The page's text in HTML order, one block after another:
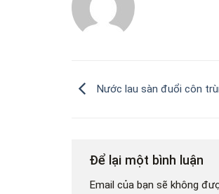
Nước lau sàn đuổi côn
Để lại một bình luận
Email của bạn sẽ không